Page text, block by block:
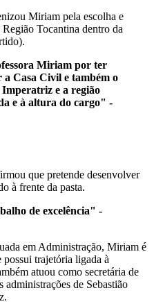
Miriam pela escolha e
Tocantina dentro da
Miriam por ter
a Casa Civil e também o
e a região
e à altura do cargo" -
que pretende desenvolver
à frente da pasta.
de excelência" -
em Administração, Miriam é
trajetória ligada à
atuou como secretária de
de Sebastião